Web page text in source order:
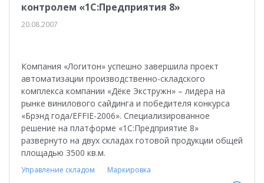
контролем «1С:Предприятия 8»
20.08.2007
Компания «Логитон» успешно завершила проект
автоматизации производственно-складского
комплекса компании «Дёке Экстружн» – лидера на
рынке винилового сайдинга и победителя конкурса
«Брэнд года/EFFIE-2006». Специализированное
решение на платформе «1С:Предприятие 8»
развернуто на двух складах готовой продукции общей
площадью 3500 кв.м.
Управление складом Маркировка